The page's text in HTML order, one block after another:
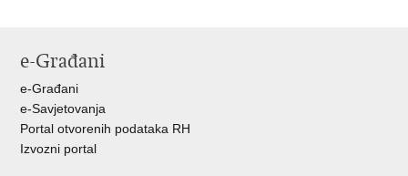
e-Građani
e-Građani
e-Savjetovanja
Portal otvorenih podataka RH
Izvozni portal